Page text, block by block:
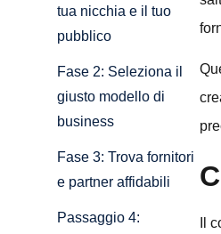
tua nicchia e il tuo
pubblico
Fase 2: Seleziona il
giusto modello di
business
Fase 3: Trova fornitori
e partner affidabili
Passaggio 4:
Il